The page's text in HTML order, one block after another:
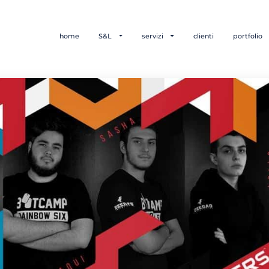
home S&L servizi clienti portfolio